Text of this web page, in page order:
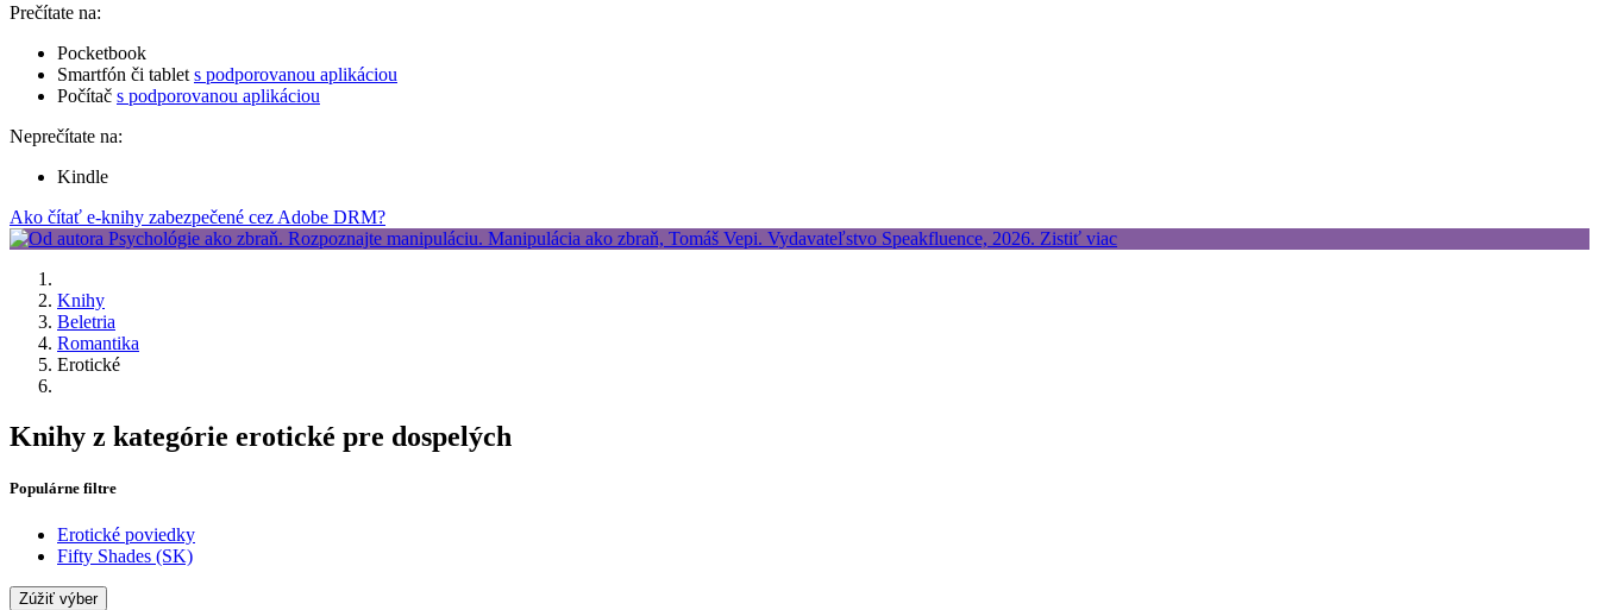
Prečítate na:
Pocketbook
Smartfón či tablet s podporovanou aplikáciou
Počítač s podporovanou aplikáciou
Neprečítate na:
Kindle
Ako čítať e-knihy zabezpečené cez Adobe DRM?
Knihy
Beletria
Romantika
Erotické
Knihy z kategórie erotické pre dospelých
Populárne filtre
Erotické poviedky
Fifty Shades (SK)
Zúžiť výber